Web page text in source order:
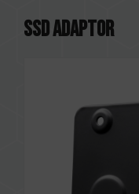
SSD Adaptor